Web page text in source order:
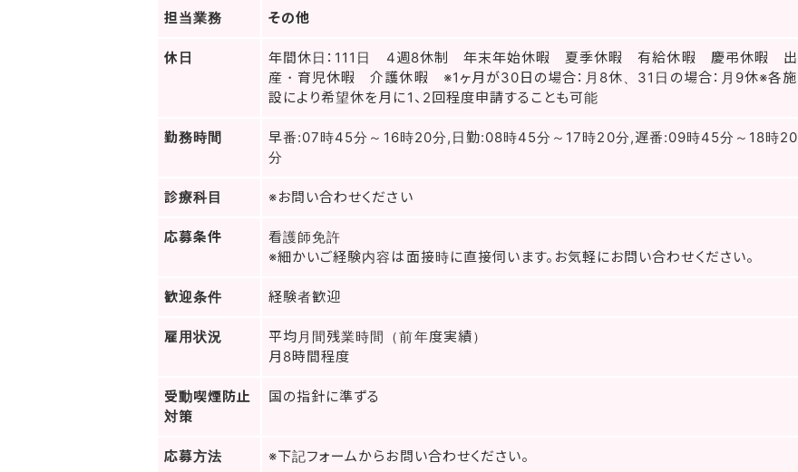
担当業務 その他
休日
年間休日：111日 4週8休制 年末年始休暇 夏季休暇 有給休暇 慶弔休暇 出
産・育児休暇 介護休暇 ※1ヶ月が30日の場合：月8休、31日の場合：月9休※各施
設により希望休を月に1、2回程度申請することも可能
勤務時間
早番:07時45分～16時20分,日勤:08時45分～17時20分,遅番:09時45分～18時20
分
診療科目 ※お問い合わせください
応募条件
看護師免許
※細かいご経験内容は面接時に直接伺います。お気軽にお問い合わせください。
歓迎条件 経験者歓迎
雇用状況
平均月間残業時間（前年度実績）
月8時間程度
受動喫煙防止
対策
国の指針に準ずる
応募方法 ※下記フォームからお問い合わせください。